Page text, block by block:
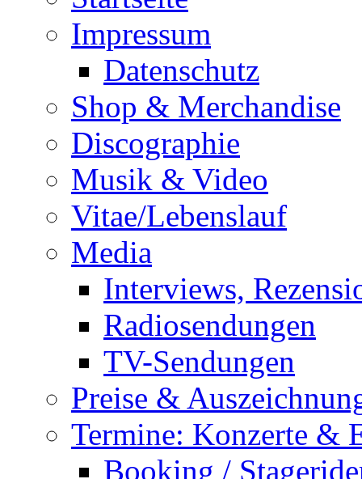
Impressum
Datenschutz
Shop & Merchandise
Discographie
Musik & Video
Vitae/Lebenslauf
Media
Interviews,
Radiosendungen
TV-Sendungen
Preise &
Termine: Konzerte &
Booking /